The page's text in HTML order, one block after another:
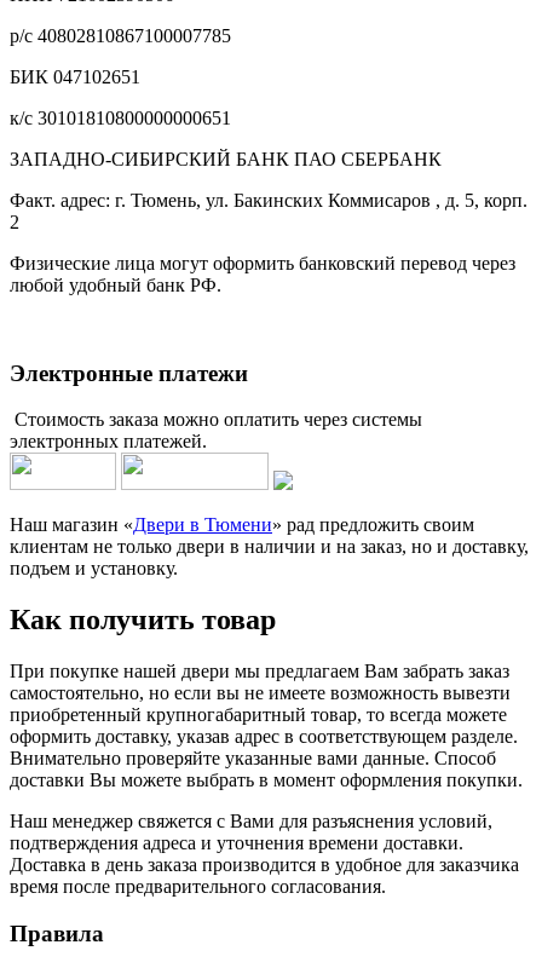
р/с 40802810867100007785
БИК 047102651
к/с 30101810800000000651
ЗАПАДНО-СИБИРСКИЙ БАНК ПАО СБЕРБАНК
Факт. адрес: г. Тюмень, ул. Бакинских Коммисаров , д. 5, корп.
2
Физические лица могут оформить банковский перевод через
любой удобный банк РФ.
Электронные платежи
Стоимость заказа можно оплатить через системы
электронных платежей.
Наш магазин «Двери в Тюмени» рад предложить своим
клиентам не только двери в наличии и на заказ, но и доставку,
подъем и установку.
Как получить товар
При покупке нашей двери мы предлагаем Вам забрать заказ
самостоятельно, но если вы не имеете возможность вывезти
приобретенный крупногабаритный товар, то всегда можете
оформить доставку, указав адрес в соответствующем разделе.
Внимательно проверяйте указанные вами данные. Способ
доставки Вы можете выбрать в момент оформления покупки.
Наш менеджер свяжется с Вами для разъяснения условий,
подтверждения адреса и уточнения времени доставки.
Доставка в день заказа производится в удобное для заказчика
время после предварительного согласования.
Правила